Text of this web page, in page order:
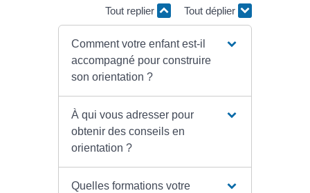
Tout replier Tout déplier
Comment votre enfant est-il
accompagné pour construire
son orientation ?
À qui vous adresser pour
obtenir des conseils en
orientation ?
Quelles formations votre